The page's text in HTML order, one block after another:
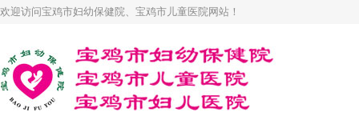
欢迎访问宝鸡市妇幼保健院、宝鸡市儿童医院网站！